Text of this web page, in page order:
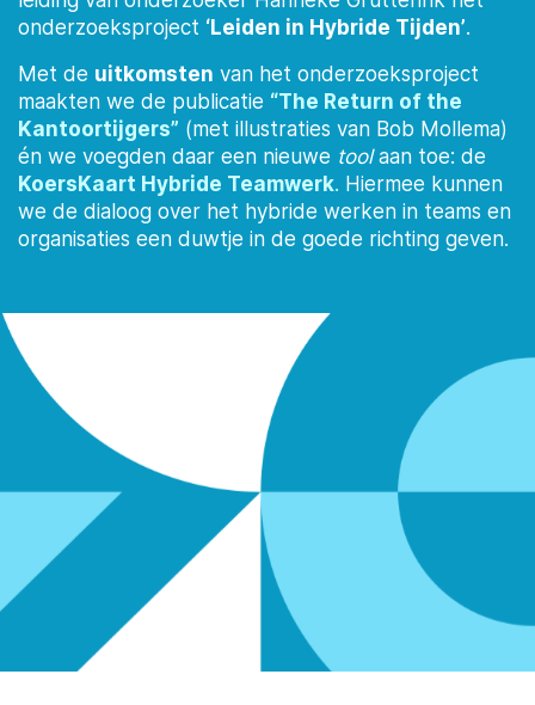
onderzoeksproject ‘Leiden in Hybride Tijden’.
Met de uitkomsten van het onderzoeksproject
maakten we de publicatie “The Return of the
Kantoortijgers” (met illustraties van Bob Mollema)
én we voegden daar een nieuwe toolaan toe: de
KoersKaart Hybride Teamwerk. Hiermee kunnen
we de dialoog over het hybride werken in teams en
organisaties een duwtje in de goede richting geven.